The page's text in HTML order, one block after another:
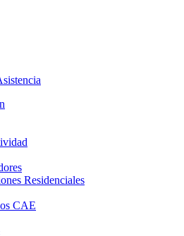
Residenciales
CAE